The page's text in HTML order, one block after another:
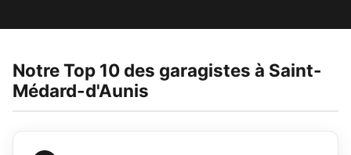
Notre Top 10 des garagistes à Saint-
Médard-d'Aunis